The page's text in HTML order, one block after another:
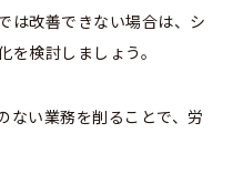
は改善できない場合は、シ
検討しましょう。
ない業務を削ることで、労